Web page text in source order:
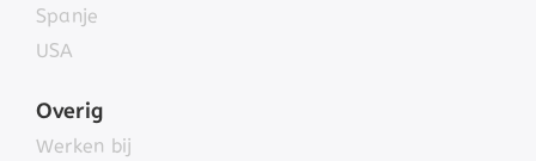
Spanje
USA
Overig
Werken bij